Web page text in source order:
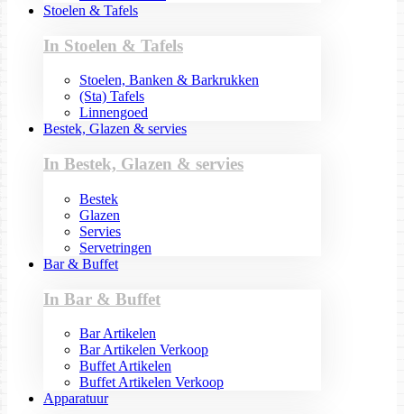
Stoelen & Tafels
In Stoelen & Tafels
Stoelen, Banken & Barkrukken
(Sta) Tafels
Linnengoed
Bestek, Glazen & servies
In Bestek, Glazen & servies
Bestek
Glazen
Servies
Servetringen
Bar & Buffet
In Bar & Buffet
Bar Artikelen
Bar Artikelen Verkoop
Buffet Artikelen
Buffet Artikelen Verkoop
Apparatuur